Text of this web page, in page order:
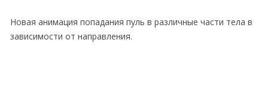
Новая анимация попадания пуль в различные части тела в
зависимости от направления.